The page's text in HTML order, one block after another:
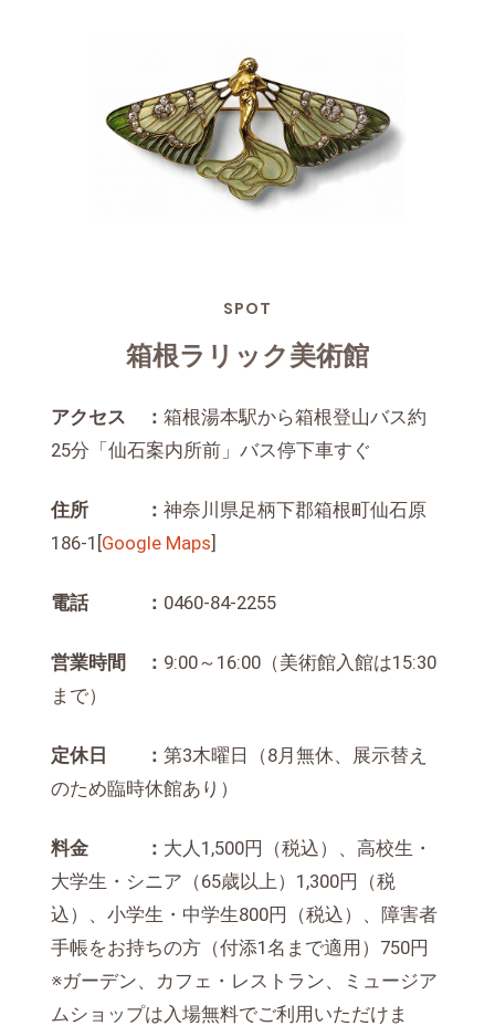
SPOT
箱根ラリック美術館
アクセス ：箱根湯本駅から箱根登山バス約
25分「仙石案内所前」バス停下車すぐ
住所 ：神奈川県足柄下郡箱根町仙石原
186-1[Google Maps]
電話 ： 0460-84-2255
営業時間 ： 9:00～16:00（美術館入館は15:30
まで）
定休日 ：第3木曜日（8月無休、展示替え
のため臨時休館あり）
料金 ： 大人1,500円（税込）、高校生・
大学生・シニア（65歳以上）1,300円（税
込）、小学生・中学生800円（税込）、障害者
手帳をお持ちの方（付添1名まで適用）750円
※ガーデン、カフェ・レストラン、ミュージア
ムショップは入場無料でご利用いただけま